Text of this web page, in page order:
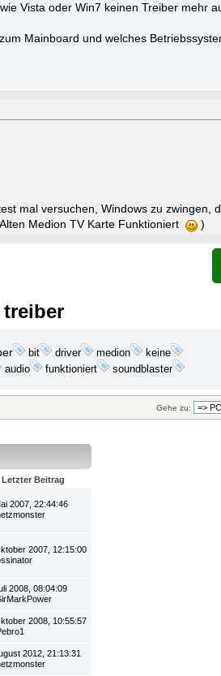
Vista oder Win7 keinen Treiber mehr
Mainboard und welches
mal versuchen, Windows zu zwingen,
Medion TV Karte Funktioniert
)
bit driver medion keine
audio funktioniert soundblaster
Gehe zu:
Letzter Beitrag
2007, 22:44:46
2007, 12:15:00
2008, 08:04:09
2008, 10:55:57
2012, 21:13:31